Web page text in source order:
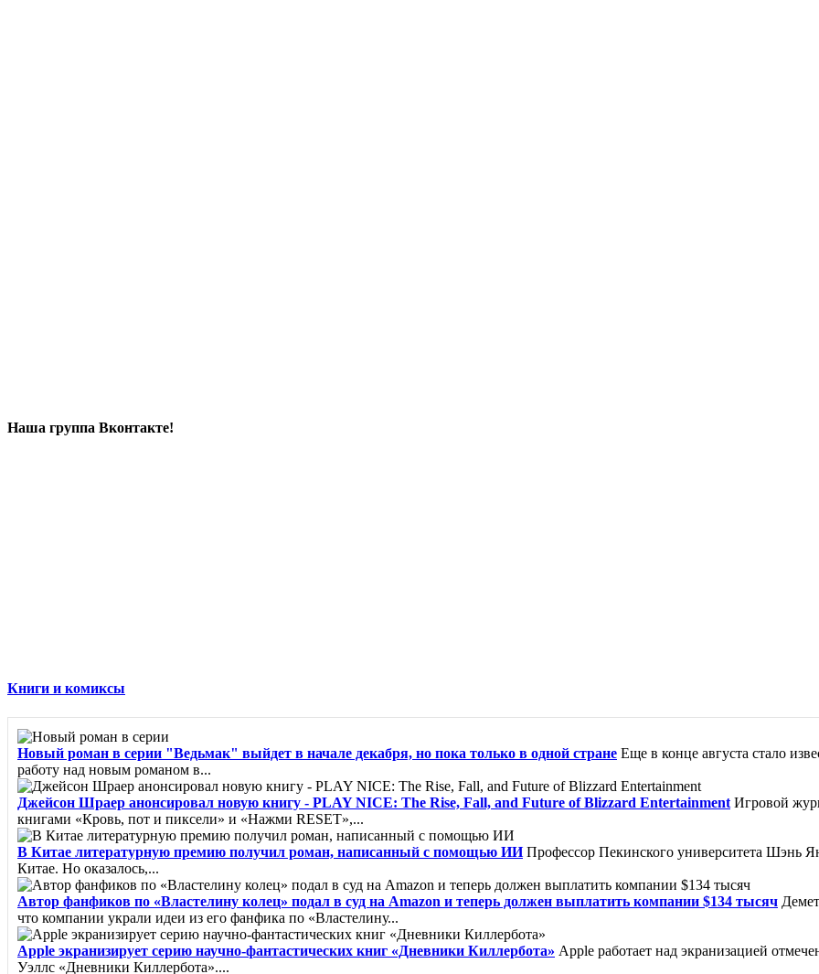
Наша группа Вконтакте!
Книги и комиксы
Новый роман в серии "Ведьмак" выйдет в начале декабря, но пока только в одной стране Еще в конце августа стало
работу над новым романом в...
Джейсон Шраер анонсировал новую книгу - PLAY NICE: The Rise, Fall, and Future of Blizzard Entertainment Игровой
книгами «Кровь, пот и пиксели» и «Нажми RESET»,...
В Китае литературную премию получил роман, написанный с помощью ИИПрофессор Пекинского университета Шэнь
Китае. Но оказалось,...
Автор фанфиков по «Властелину колец» подал в суд на Amazon и теперь должен выплатить компании $134 тысяч
что компании украли идеи из его фанфика по «Властелину...
Apple экранизирует серию научно-фантастических книг «Дневники Киллербота» Apple работает над экранизацией
Уэллс «Дневники Киллербота»....